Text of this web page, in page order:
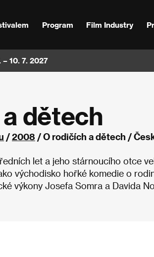
Program Film Industry
– 10. 7. 2027
dětech
/2008 / O rodičích a dětech /
let a jeho stárnoucího otce
východisko hořké komedie o
výkony Josefa Somra a Davida